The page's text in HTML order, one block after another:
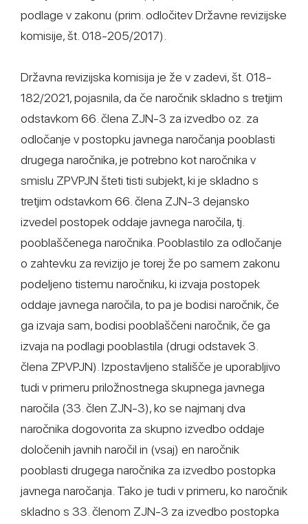
podlage v zakonu (prim. odločitev Državne revizijske
komisije, št. 018-205/2017).
Državna revizijska komisija je že v zadevi, št. 018-
182/2021, pojasnila, da če naročnik skladno s tretjim
odstavkom 66. člena ZJN-3 za izvedbo oz. za
odločanje v postopku javnega naročanja pooblasti
drugega naročnika, je potrebno kot naročnika v
smislu ZPVPJN šteti tisti subjekt, ki je skladno s
tretjim odstavkom 66. člena ZJN-3 dejansko
izvedel postopek oddaje javnega naročila, tj.
pooblaščenega naročnika. Pooblastilo za odločanje
o zahtevku za revizijo je torej že po samem zakonu
podeljeno tistemu naročniku, ki izvaja postopek
oddaje javnega naročila, to pa je bodisi naročnik, če
ga izvaja sam, bodisi pooblaščeni naročnik, če ga
izvaja na podlagi pooblastila (drugi odstavek 3.
člena ZPVPJN). Izpostavljeno stališče je uporabljivo
tudi v primeru priložnostnega skupnega javnega
naročila (33. člen ZJN-3), ko se najmanj dva
naročnika dogovorita za skupno izvedbo oddaje
določenih javnih naročil in (vsaj) en naročnik
pooblasti drugega naročnika za izvedbo postopka
javnega naročanja. Tako je tudi v primeru, ko naročnik
skladno s 33. členom ZJN-3 za izvedbo postopka